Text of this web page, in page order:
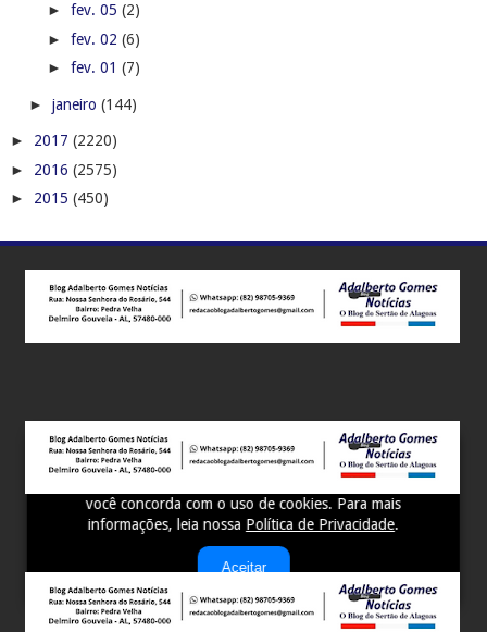
Este site utiliza cookies para melhorar sua experiência e
fornecer serviços personalizados. Ao continuar a navegar,
você concorda com o uso de cookies. Para mais
informações, leia nossa Política de Privacidade.
Aceitar
► fev. 05 (2)
► fev. 02 (6)
► fev. 01 (7)
► janeiro (144)
► 2017 (2220)
► 2016 (2575)
► 2015 (450)